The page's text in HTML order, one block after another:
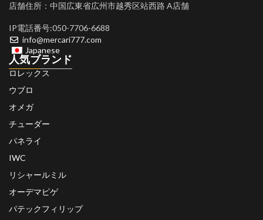
店舗住所：中国広東省広州市越秀区站西路 A店舗
IP電話番号:050-7706-6688
info@mercari777.com
Japanese
人気ブランド
ロレックス
ウブロ
オメガ
チューダー
パネライ
IWC
リシャールミル
オーデマピゲ
パテックフィリップ